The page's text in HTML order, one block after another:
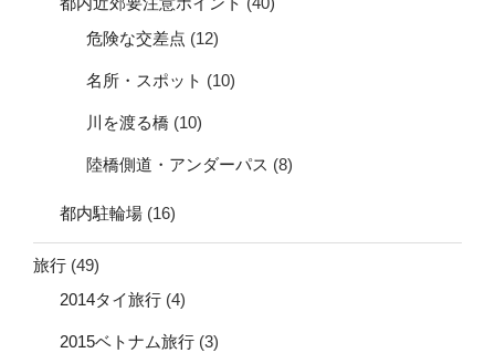
危険な交差点 (12)
名所・スポット (10)
川を渡る橋 (10)
陸橋側道・アンダーパス (8)
都内駐輪場 (16)
旅行 (49)
2014タイ旅行 (4)
2015ベトナム旅行 (3)